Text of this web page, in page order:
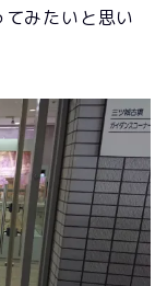
みたいと思い